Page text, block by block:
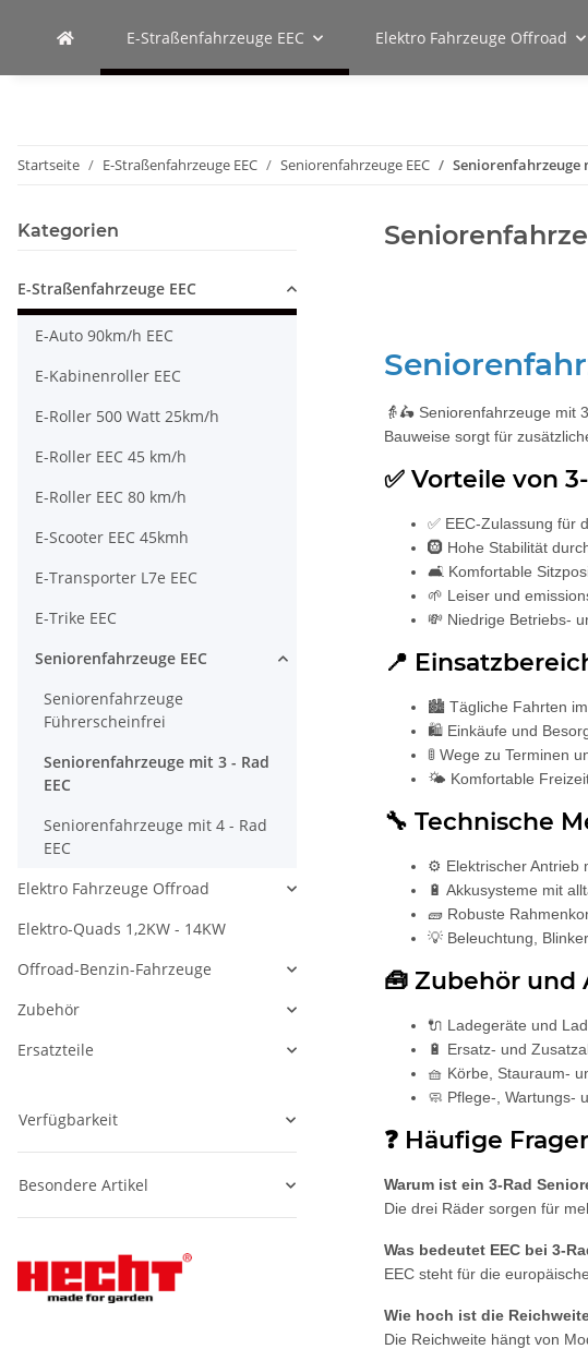
E-Straßenfahrzeuge EEC Elektro Fahrzeuge Offroad
Startseite E-Straßenfahrzeuge EEC Seniorenfahrzeuge EEC Seniorenfahrzeuge
👵🛵 Seniorenfahrzeuge mit
Bauweise sorgt für
✅ Vorteile von
✅ EEC-Zulassung für
🛞 Hohe Stabilität
🛋️ Komfortable
🌱 Leiser und
💸 Niedrige Betriebs-
📍
🏙️ Tägliche Fahrten
🛍️ Einkäufe und
🚦 Wege zu Terminen
🌤️ Komfortable
🔧 Technische
⚙️ Elektrischer Antrieb
🔋 Akkusysteme mit
🧱 Robuste
💡 Beleuchtung,
🧰 Zubehör und
🔌 Ladegeräte und
🔋 Ersatz- und
🧺 Körbe, Stauraum-
🧼 Pflege-, Wartungs-
❓ Häufige
Warum ist ein 3-Rad
Die drei Räder sorgen für
Was bedeutet EEC bei 3-
EEC steht für die
Wie hoch ist die
Die Reichweite hängt von
Kategorien
E-Straßenfahrzeuge EEC
E-Auto 90km/h EEC
E-Kabinenroller EEC
E-Roller 500 Watt 25km/h
E-Roller EEC 45 km/h
E-Roller EEC 80 km/h
E-Scooter EEC 45kmh
E-Transporter L7e EEC
E-Trike EEC
Seniorenfahrzeuge EEC
Seniorenfahrzeuge
Führerscheinfrei
Seniorenfahrzeuge mit 3 - Rad
EEC
Seniorenfahrzeuge mit 4 - Rad
EEC
Elektro Fahrzeuge Offroad
Elektro-Quads 1,2KW - 14KW
Offroad-Benzin-Fahrzeuge
Zubehör
Ersatzteile
Verfügbarkeit
Besondere Artikel